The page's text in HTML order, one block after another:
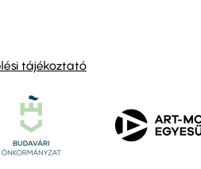
tájékoztató